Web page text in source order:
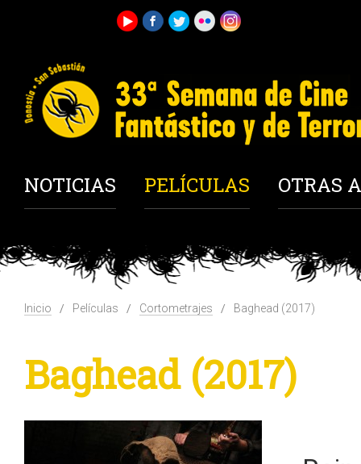
NOTICIAS PELÍCULAS OTRAS
Inicio Películas Cortometrajes Baghead (2017)
Baghead (2017)